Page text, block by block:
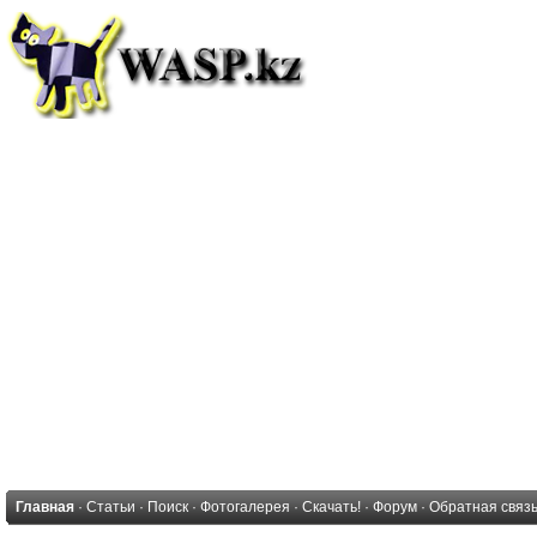
Главная · Статьи · Поиск · Фотогалерея · Скачать! · Форум · Обратная связь